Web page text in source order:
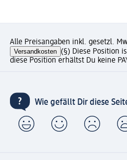
Alle Preisangaben inkl. gesetzl.
Versandkosten (§) Diese Position
diese Position erhältst Du keine
Wie gefällt Dir diese